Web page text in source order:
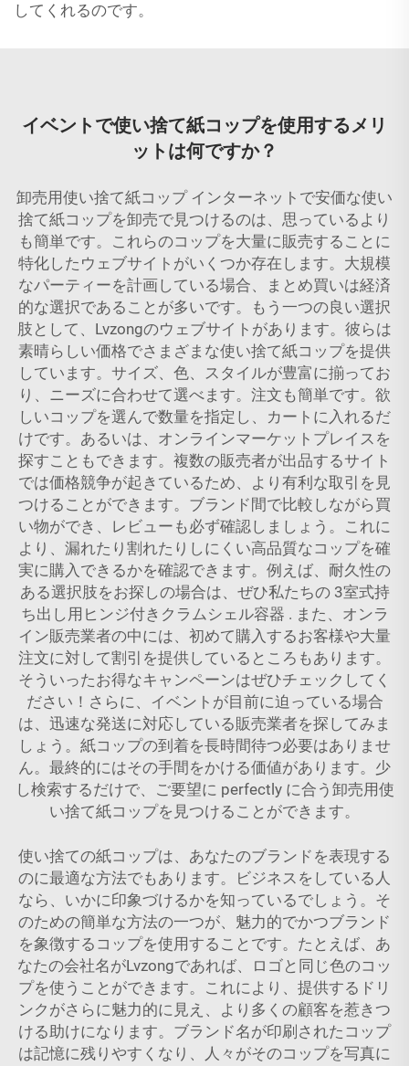
してくれるのです。
イベントで使い捨て紙コップを使用するメリ
ットは何ですか？
卸売用使い捨て紙コップ インターネットで安価な使い
捨て紙コップを卸売で見つけるのは、思っているより
も簡単です。これらのコップを大量に販売することに
特化したウェブサイトがいくつか存在します。大規模
なパーティーを計画している場合、まとめ買いは経済
的な選択であることが多いです。もう一つの良い選択
肢として、Lvzongのウェブサイトがあります。彼らは
素晴らしい価格でさまざまな使い捨て紙コップを提供
しています。サイズ、色、スタイルが豊富に揃ってお
り、ニーズに合わせて選べます。注文も簡単です。欲
しいコップを選んで数量を指定し、カートに入れるだ
けです。あるいは、オンラインマーケットプレイスを
探すこともできます。複数の販売者が出品するサイト
では価格競争が起きているため、より有利な取引を見
つけることができます。ブランド間で比較しながら買
い物ができ、レビューも必ず確認しましょう。これに
より、漏れたり割れたりしにくい高品質なコップを確
実に購入できるかを確認できます。例えば、耐久性の
ある選択肢をお探しの場合は、ぜひ私たちの 3室式持
ち出し用ヒンジ付きクラムシェル容器 . また、オンラ
イン販売業者の中には、初めて購入するお客様や大量
注文に対して割引を提供しているところもあります。
そういったお得なキャンペーンはぜひチェックしてく
ださい！さらに、イベントが目前に迫っている場合
は、迅速な発送に対応している販売業者を探してみま
しょう。紙コップの到着を長時間待つ必要はありませ
ん。最終的にはその手間をかける価値があります。少
し検索するだけで、ご要望に perfectly に合う卸売用使
い捨て紙コップを見つけることができます。
使い捨ての紙コップは、あなたのブランドを表現する
のに最適な方法でもあります。ビジネスをしている人
なら、いかに印象づけるかを知っているでしょう。そ
のための簡単な方法の一つが、魅力的でかつブランド
を象徴するコップを使用することです。たとえば、あ
なたの会社名がLvzongであれば、ロゴと同じ色のコッ
プを使うことができます。これにより、提供するドリ
ンクがさらに魅力的に見え、より多くの顧客を惹きつ
ける助けになります。ブランド名が印刷されたコップ
は記憶に残りやすくなり、人々がそのコップを写真に